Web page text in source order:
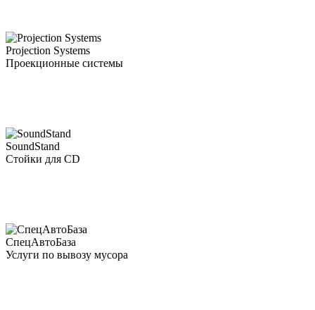
Projection Systems
Проекционные системы
SoundStand
Стойки для CD
СпецАвтоБаза
Услуги по вывозу мусора